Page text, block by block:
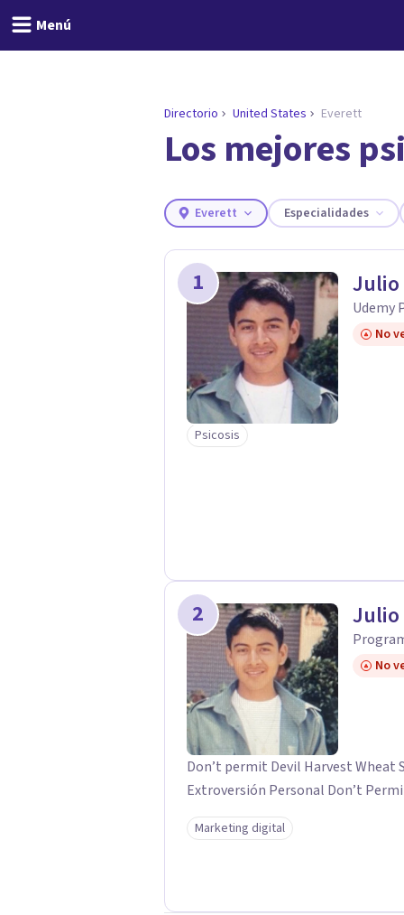
Menú
ENCONTRAR MI TERAPEUTA
¿Necesitas ayuda
Responder cuestionario
Directorio United States Everett
Los mejores
Everett Especialidades
1 Julio
Udemy
No
Psicosis
2 Julio
No
Don’t permit Devil Harvest Wheat
Extroversión Personal Don’t
Marketing digital